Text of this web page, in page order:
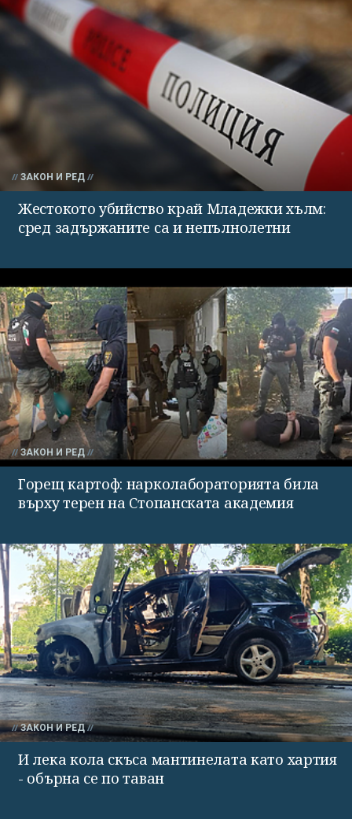
ЗАКОН И РЕД
Жестокото убийство край Младежки хълм:
сред задържаните са и непълнолетни
ЗАКОН И РЕД
Горещ картоф: нарколабораторията била
върху терен на Стопанската академия
ЗАКОН И РЕД
И лека кола скъса мантинелата като хартия
- обърна се по таван